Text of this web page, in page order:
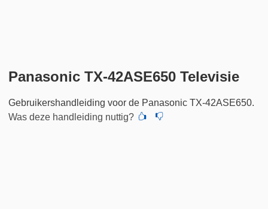
Panasonic TX-42ASE650 Televisie
Gebruikershandleiding voor de Panasonic TX-42ASE650.
Was deze handleiding nuttig?